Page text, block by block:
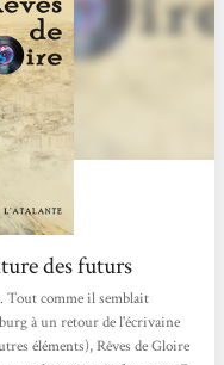
des futurs
Tout comme il semblait
à un retour de l'écrivaine
éléments), Rêves de Gloire